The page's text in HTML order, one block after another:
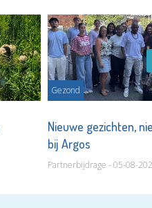
Gezond
Nieuwe gezichten,
bij Argos
Partnerbijdrage - 05-08-